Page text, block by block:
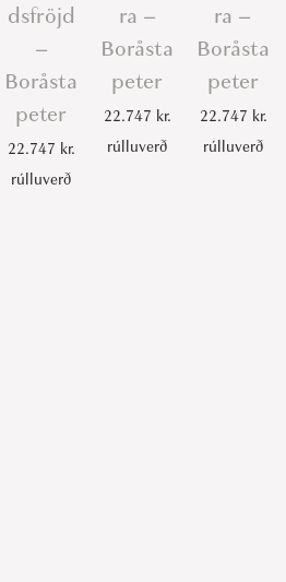
dsfröjd
–
Boråsta
peter
22.747 kr.
rúlluverð
ra –
Boråsta
peter
22.747 kr.
rúlluverð
ra –
Boråsta
peter
22.747 kr.
rúlluverð